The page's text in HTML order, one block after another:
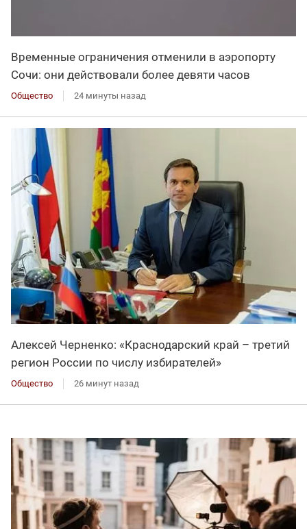
Временные ограничения отменили в аэропорту
Сочи: они действовали более девяти часов
Общество 24 минуты назад
Алексей Черненко: «Краснодарский край – третий
регион России по числу избирателей»
Общество 26 минут назад